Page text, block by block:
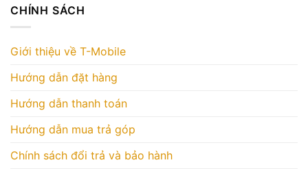
CHÍNH SÁCH
Giới thiệu về T-Mobile
Hướng dẫn đặt hàng
Hướng dẫn thanh toán
Hướng dẫn mua trả góp
Chính sách đổi trả và bảo hành